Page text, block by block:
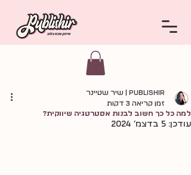
למה כל כך חשוב לבנות אסטרטגיה שיווקית?
Publishir | שיר שטיינר
זמן קריאה 3 דקות
עודכן: 5 בדצמ׳ 2024